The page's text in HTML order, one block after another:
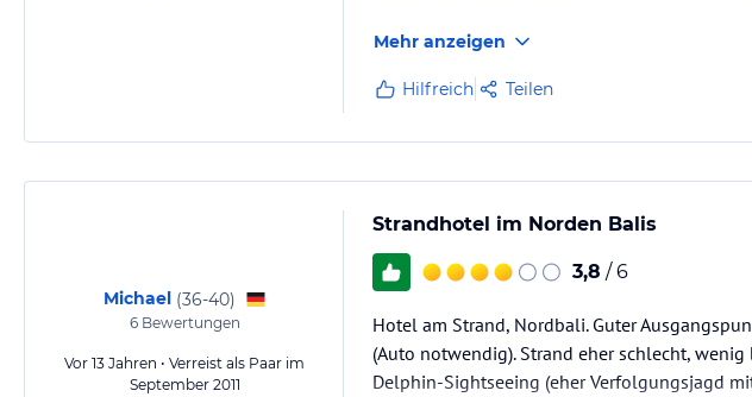
Mehr anzeigen
Hilfreich Teilen
Michael (36-40)
6Bewertungen
Vor 13 Jahren • Verreist als Paar im
September 2011
Strandhotel im Norden Balis
3,8 / 6
Hotel am Strand, Nordbali. Guter
(Auto notwendig). Strand eher schlecht,
Delphin-Sightseeing (eher Verfolgungsjagd